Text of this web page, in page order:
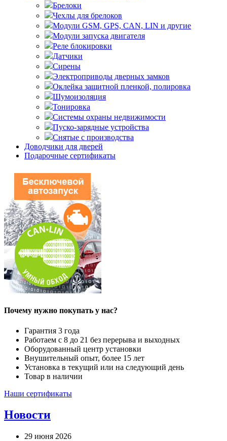
Брелоки
Чехлы для брелоков
Модули GSM, GPS, CAN, LIN и другие
Модули запуска двигателя
Реле блокировки
Датчики
Сирены
Электроприводы дверных замков
Оклейка защитной пленкой, полировка
Шумоизоляция
Тонировка
Системы охраны недвижимости
Пуско-зарядные устройства
Снятые с производства
Доводчики для дверей
Подарочные сертификаты
Почему нужно покупать у нас?
Гарантия 3 года
Работаем с 8 до 21 без перерыва и выходных
Оборудованный центр установки
Внушительный опыт, более 15 лет
Установка в текущий или на следующий день
Товар в наличии
Наши сертификаты
Новости
29 июня 2026